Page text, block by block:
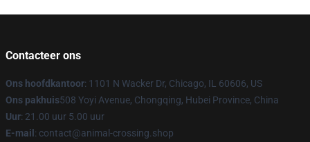
Contacteer ons
Ons hoofdkantoor: 1101 N Wacker Dr, Chicago, IL 60606, US
Ons pakhuis508 Yoyi Avenue, Chongqing, Hubei Province, China
Uur: 21.00 uur 5.00 uur
E-mail : contact@animal-crossing.shop